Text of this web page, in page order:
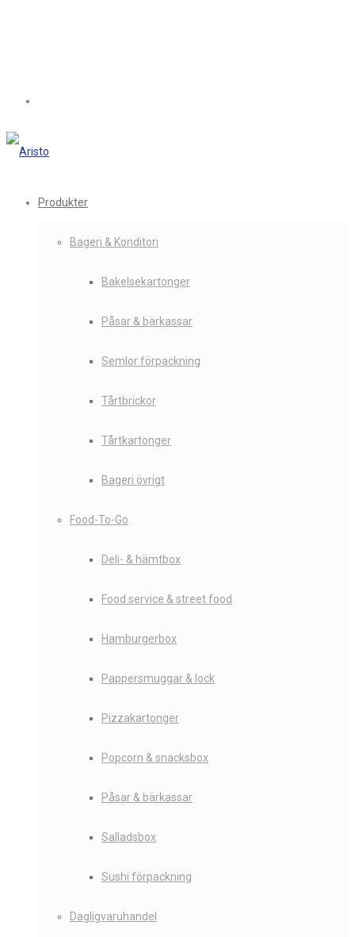
Produkter
Bageri & Konditori
Bakelsekartonger
Påsar & bärkassar
Semlor förpackning
Tårtbrickor
Tårtkartonger
Bageri övrigt
Food-To-Go
Deli- & hämtbox
Food service & street food
Hamburgerbox
Pappersmuggar & lock
Pizzakartonger
Popcorn & snacksbox
Påsar & bärkassar
Salladsbox
Sushi förpackning
Dagligvaruhandel